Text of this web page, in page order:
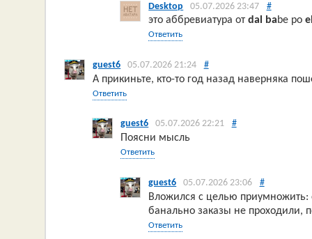
Desktop 05.07.2026 23:47 #
это аббревиатура отdal babe po
Ответить
guest6 05.07.2026 21:24 #
А прикиньте, кто-то год назад наверняка
Ответить
guest6 05.07.2026 22:21 #
Поясни мысль
Ответить
guest6 05.07.2026 23:06 #
Вложился с целью приумножить:
банально заказы не проходили,
Ответить